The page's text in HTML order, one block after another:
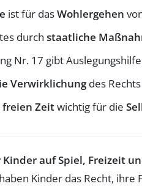
ist für dasWohlergehen
durch staatliche
Nr. 17 gibt
Verwirklichungdes
freien Zeitwichtig für die
auf Spiel, Freizeit
haben Kinder das Recht,